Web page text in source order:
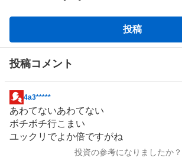
板
投稿
投稿コメント
掲
示
板
記
4a3*****
あわてないあわてない
ボチボチ行こまい
ユックリでよか倍ですがね
投資の参考になりましたか？